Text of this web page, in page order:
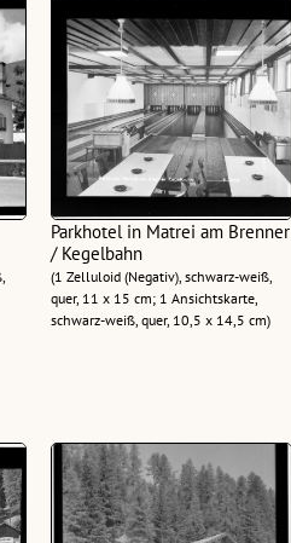
Parkhotel in Matrei am Brenner
/ Kegelbahn
(1 Zelluloid (Negativ), schwarz-weiß,
quer, 11 x 15 cm; 1 Ansichtskarte,
schwarz-weiß, quer, 10,5 x 14,5 cm)